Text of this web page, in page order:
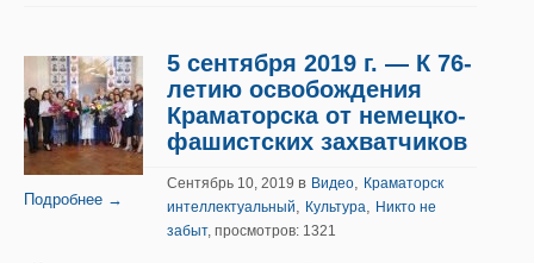
Подробнее →
5 сентября 2019 г. — К 76-
летию освобождения
Краматорска от немецко-
фашистских захватчиков
Сентябрь 10, 2019 в Видео, Краматорск
интеллектуальный, Культура, Никто не
забыт, просмотров: 1321